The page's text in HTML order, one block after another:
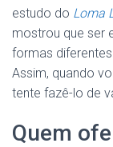
estudo do Loma
mostrou que ser
formas
Assim, quando
tente fazê-lo de
Quem